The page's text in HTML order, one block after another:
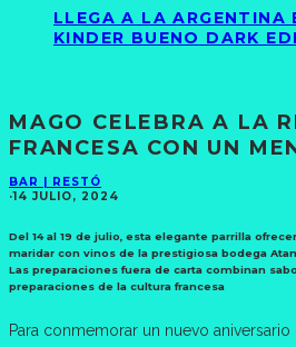
LLEGA A LA ARGENTINA
KINDER BUENO DARK
MAGO CELEBRA A LA
FRANCESA CON UN
BAR | RESTÓ
·14 JULIO, 2024
Del 14 al 19 de julio, esta elegante parrilla
maridar con vinos de la prestigiosa bodega
Las preparaciones fuera de carta combinan
preparaciones de la cultura francesa
Para conmemorar un nuevo